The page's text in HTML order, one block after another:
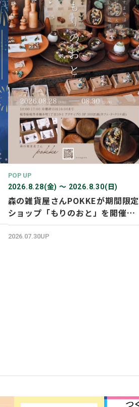
POP UP
2026.8.28(金) 〜 2026.8.30(日)
森の雑貨屋さんPOKKEが期間限定
ショップ「もりのおと」を開催し
ます！
2026.07.30UP